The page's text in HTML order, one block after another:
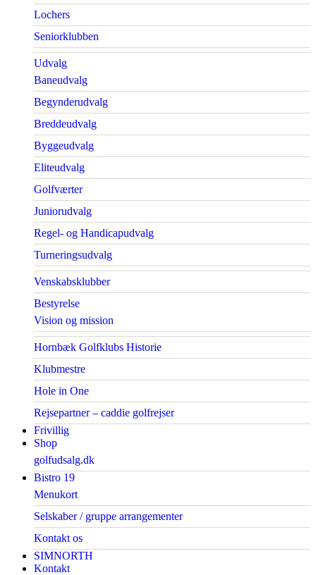
Lochers
Seniorklubben
Udvalg
Baneudvalg
Begynderudvalg
Breddeudvalg
Byggeudvalg
Eliteudvalg
Golfværter
Juniorudvalg
Regel- og Handicapudvalg
Turneringsudvalg
Venskabsklubber
Bestyrelse
Vision og mission
Hornbæk Golfklubs Historie
Klubmestre
Hole in One
Rejsepartner – caddie golfrejser
Frivillig
Shop
golfudsalg.dk
Bistro 19
Menukort
Selskaber / gruppe arrangementer
Kontakt os
SIMNORTH
Kontakt